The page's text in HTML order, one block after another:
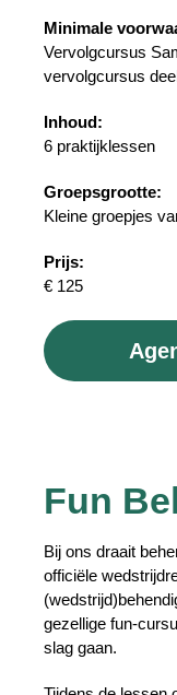
Minimale
Vervolgcursus
vervolgcursus
Inhoud:
6 praktijklessen
Groepsgrootte:
Kleine groepjes
Prijs:
€ 125
Fun
Bij ons draait
officiële
gezellige fun-
slag gaan.